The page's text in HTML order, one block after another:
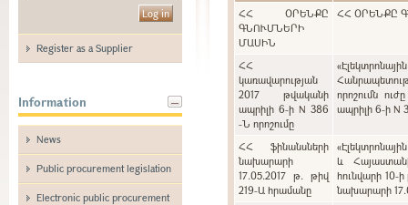
Register as a Supplier
Information
News
Public procurement legislation
Electronic public procurement
ՀՀ ՕՐԵՆՔԸ
ԳՆՈՒՄՆԵՐԻ
ՄԱՍԻՆ
ՀՀ ՕՐԵՆՔԸ
ՀՀ
կառավարության
2017 թվականի
ապրիլի 6-ի N 386
-Ն որոշումը
որոշումն
ապրիլի 6-ի N
ՀՀ ֆինանսների
նախարարի
17.05.2017 թ. թիվ
219-Ա հրամանը
և
հունվարի 10-
նախարարի